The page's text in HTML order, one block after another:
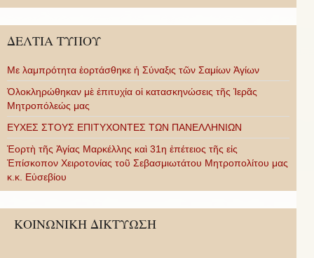
ΔΕΛΤΙΑ ΤΥΠΟΥ
Με λαμπρότητα ἑορτάσθηκε ἡ Σύναξις τῶν Σαμίων Ἁγίων
Ὁλοκληρώθηκαν μὲ ἐπιτυχία οἱ κατασκηνώσεις τῆς Ἱερᾶς
Μητροπόλεώς μας
ΕΥΧΕΣ ΣΤΟΥΣ ΕΠΙΤΥΧΟΝΤΕΣ ΤΩΝ ΠΑΝΕΛΛΗΝΙΩΝ
Ἑορτὴ τῆς Ἁγίας Μαρκέλλης καὶ 31η ἐπέτειος τῆς εἰς
Ἐπίσκοπον Χειροτονίας τοῦ Σεβασμιωτάτου Μητροπολίτου μας
κ.κ. Εὐσεβίου
ΚΟΙΝΩΝΙΚΗ ΔΙΚΤΥΩΣΗ